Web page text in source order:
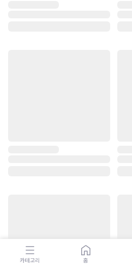
카테고리 홈